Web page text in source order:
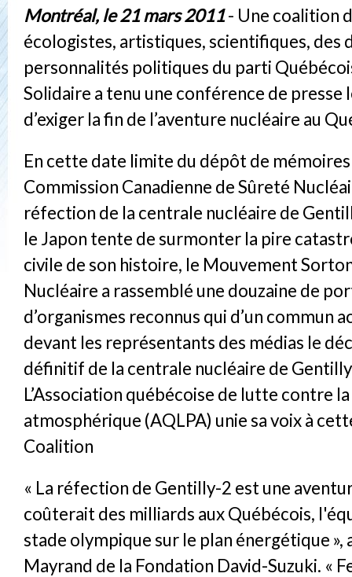
Montréal, le 21 mars 2011- Une coalition
écologistes, artistiques, scientifiques, des
personnalités politiques du parti
Solidaire a tenu une conférence de presse
d’exiger la fin de l’aventure nucléaire au
En cette date limite du dépôt de mémoires
Commission Canadienne de Sûreté
réfection de la centrale nucléaire de
le Japon tente de surmonter la pire
civile de son histoire, le Mouvement
Nucléaire a rassemblé une douzaine de
d’organismes reconnus qui d’un commun
devant les représentants des médias le
définitif de la centrale nucléaire de
L’Association québécoise de lutte contre
atmosphérique (AQLPA) unie sa voix à
Coalition
« La réfection de Gentilly-2 est une
coûterait des milliards aux Québécois,
stade olympique sur le plan énergétique »,
Mayrand de la Fondation David-Suzuki. «